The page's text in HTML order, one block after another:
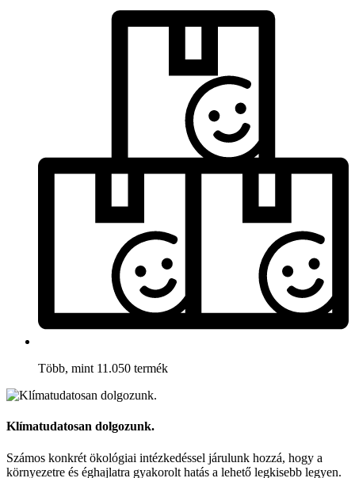
Több, mint 11.050 termék
Klímatudatosan dolgozunk.
Számos konkrét ökológiai intézkedéssel járulunk hozzá, hogy a
környezetre és éghajlatra gyakorolt hatás a lehető legkisebb legyen.